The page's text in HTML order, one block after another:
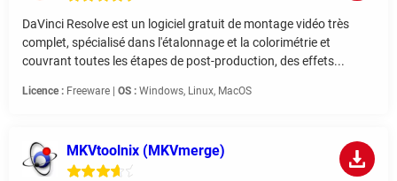
DaVinci Resolve est un logiciel gratuit de montage vidéo très
complet, spécialisé dans l'étalonnage et la colorimétrie et
couvrant toutes les étapes de post-production, des effets...
Licence : Freeware | OS : Windows, Linux, MacOS
MKVtoolnix (MKVmerge)